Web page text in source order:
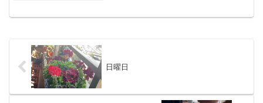
は透明な酒が似合う。展示していてもパ
日曜日